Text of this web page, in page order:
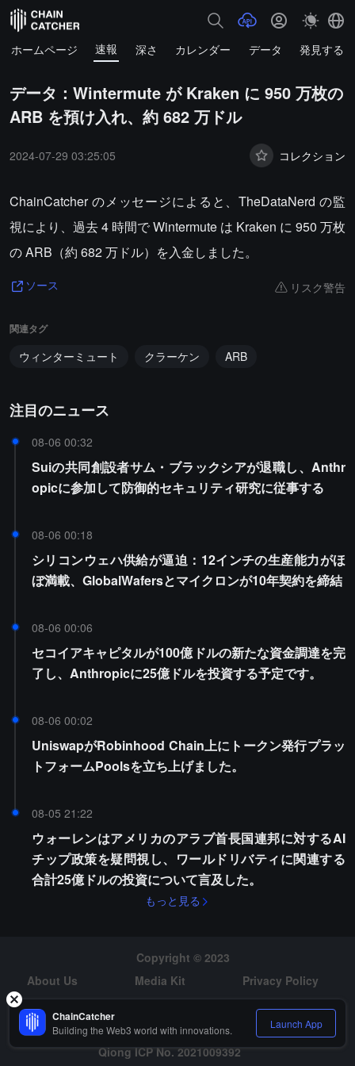
ホームページ 速報 深さ カレンダー データ 発見する
データ：Wintermute が Kraken に 950 万枚の
ARB を預け入れ、約 682 万ドル
2024-07-29 03:25:05 コレクション
ChainCatcher のメッセージによると、TheDataNerd の監
視により、過去 4 時間で Wintermute は Kraken に 950 万枚
の ARB（約 682 万ドル）を入金しました。
ソース リスク警告
関連タグ
ウィンターミュート クラーケン ARB
注目のニュース
08-06 00:32
Suiの共同創設者サム・ブラックシアが退職し、Anthr
opicに参加して防御的セキュリティ研究に従事する
08-06 00:18
シリコンウェハ供給が逼迫：12インチの生産能力がほ
ぼ満載、GlobalWafersとマイクロンが10年契約を締結
08-06 00:06
セコイアキャピタルが100億ドルの新たな資金調達を完
了し、Anthropicに25億ドルを投資する予定です。
08-06 00:02
UniswapがRobinhood Chain上にトークン発行プラッ
トフォームPoolsを立ち上げました。
08-05 21:22
ウォーレンはアメリカのアラブ首長国連邦に対するAI
チップ政策を疑問視し、ワールドリバティに関連する
合計25億ドルの投資について言及した。
もっと見る
Copyright © 2023
About Us
Media Kit
Privacy Policy
Risk Warning
Hiring
Qiong ICP No. 2021009392
ChainCatcher
Building the Web3 world with innovations. Launch App